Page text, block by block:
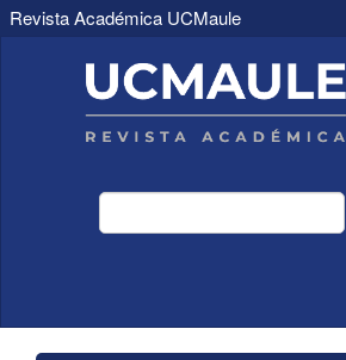
Revista Académica UCMaule
principal
Contenido
principal
Barra